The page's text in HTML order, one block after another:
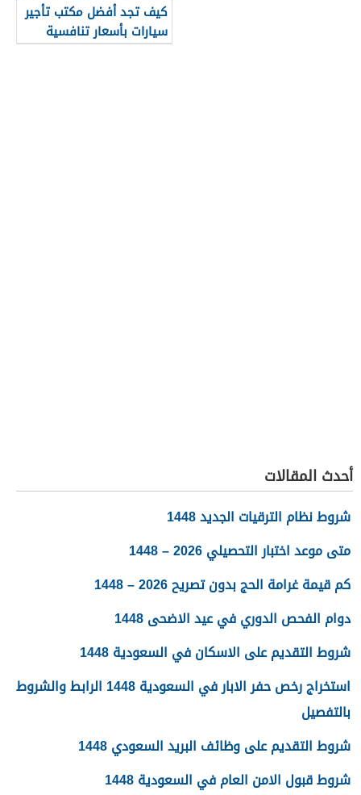
كيف تجد أفضل مكتب تأجير
سيارات بأسعار تنافسية
وخدمة مميزة في
أحدث المقالات
شروط نظام الترقيات الجديد 1448
متى موعد اختبار التحصيلي 2026 – 1448
كم قيمة غرامة الحج بدون تصريح 2026 – 1448
دوام الفحص الدوري في عيد الاضحى 1448
شروط التقديم على الاسكان في السعودية 1448
استخراج رخص حفر الابار في السعودية 1448 الرابط والشروط
بالتفصيل
شروط التقديم على وظائف البريد السعودي 1448
شروط قبول الامن العام في السعودية 1448